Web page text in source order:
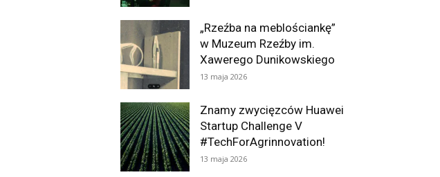
„Rzeźba na meblościankę”
w Muzeum Rzeźby im.
Xawerego Dunikowskiego
13 maja 2026
Znamy zwycięzców Huawei
Startup Challenge V
#TechForAgrinnovation!
13 maja 2026